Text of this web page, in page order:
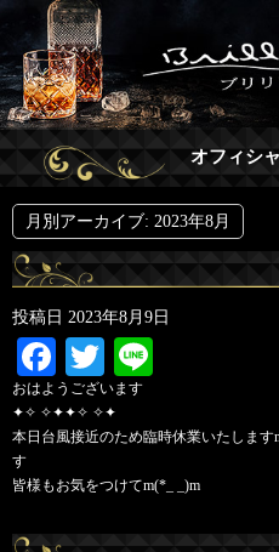
オフィシ
月別アーカイブ: 2023年8月
投稿日 2023年8月9日
Facebook
Twitter
おはようございます
✦✧ ✧✦✦✧ ✧✦
本日台風接近のため臨時休業いたしま
す
皆様もお気をつけてm(*_ _)m